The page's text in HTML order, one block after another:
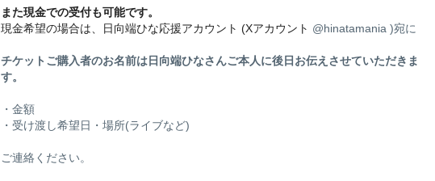
また現金での受付も可能です。
現金希望の場合は、日向端ひな応援アカウント (Xアカウント @hinatamania )宛に
チケットご購入者のお名前は日向端ひなさんご本人に後日お伝えさせていただきま
す。
・金額
・受け渡し希望日・場所(ライブなど)
ご連絡ください。